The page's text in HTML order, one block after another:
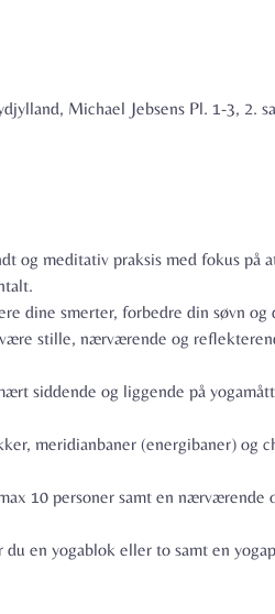
Michael Jebsens Pl. 1-3, 2.
og meditativ praksis med fokus
dine smerter, forbedre din søvn
stille, nærværende og
siddende og liggende på
meridianbaner (energibaner) og
10 personer samt en
en yogablok eller to samt en